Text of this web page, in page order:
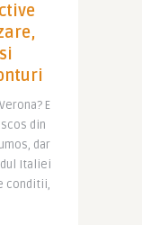
E
din
dar
Italiei
conditii,